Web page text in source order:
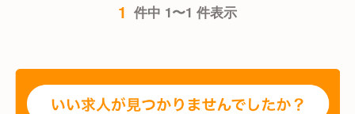
1 件中 1〜1 件表示